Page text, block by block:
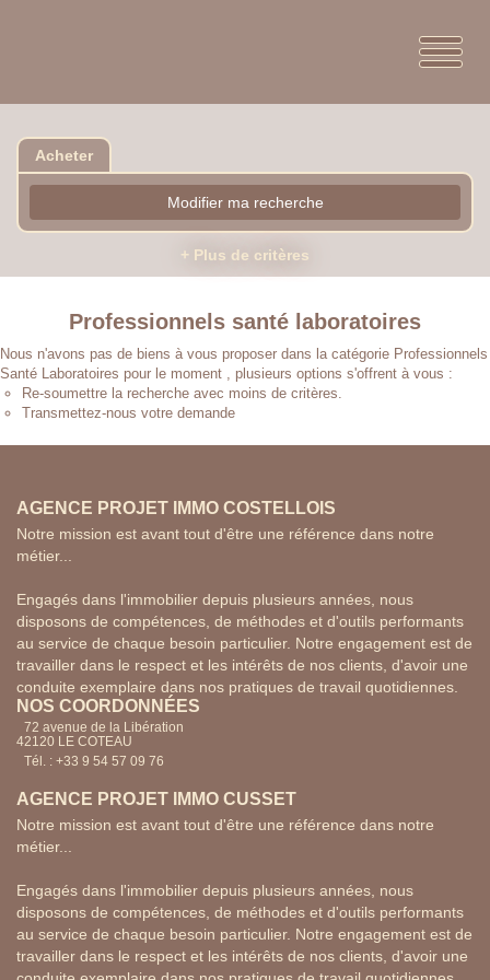
Acheter
Modifier ma recherche
+ Plus de critères
Professionnels santé laboratoires
Nous n'avons pas de biens à vous proposer dans la catégorie Professionnels
Santé Laboratoires pour le moment , plusieurs options s'offrent à vous :
Re-soumettre la recherche avec moins de critères.
Transmettez-nous votre demande
AGENCE PROJET IMMO COSTELLOIS
Notre mission est avant tout d'être une référence dans notre
métier...
Engagés dans l'immobilier depuis plusieurs années, nous
disposons de compétences, de méthodes et d'outils performants
au service de chaque besoin particulier. Notre engagement est de
travailler dans le respect et les intérêts de nos clients, d'avoir une
conduite exemplaire dans nos pratiques de travail quotidiennes.
NOS COORDONNÉES
72 avenue de la Libération
42120 LE COTEAU
Tél. : +33 9 54 57 09 76
AGENCE PROJET IMMO CUSSET
Notre mission est avant tout d'être une référence dans notre
métier...
Engagés dans l'immobilier depuis plusieurs années, nous
disposons de compétences, de méthodes et d'outils performants
au service de chaque besoin particulier. Notre engagement est de
travailler dans le respect et les intérêts de nos clients, d'avoir une